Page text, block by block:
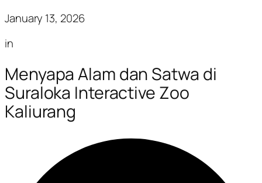
January 13, 2026
in
Menyapa Alam dan Satwa di
Suraloka Interactive Zoo
Kaliurang